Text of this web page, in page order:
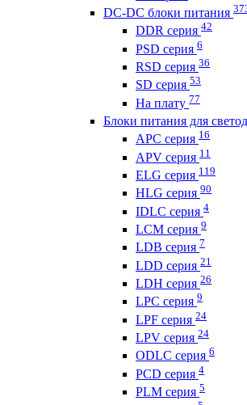
DC-DC блоки питания
DDR серия 42
PSD серия 6
RSD серия 36
SD серия 53
На плату 77
Блоки питания для
APC серия 16
APV серия 11
ELG серия 119
HLG серия 90
IDLC серия 4
LCM серия 9
LDB серия 7
LDD серия 21
LDH серия 26
LPC серия 9
LPF серия 24
LPV серия 24
ODLC серия 6
PCD серия 4
PLM серия 5